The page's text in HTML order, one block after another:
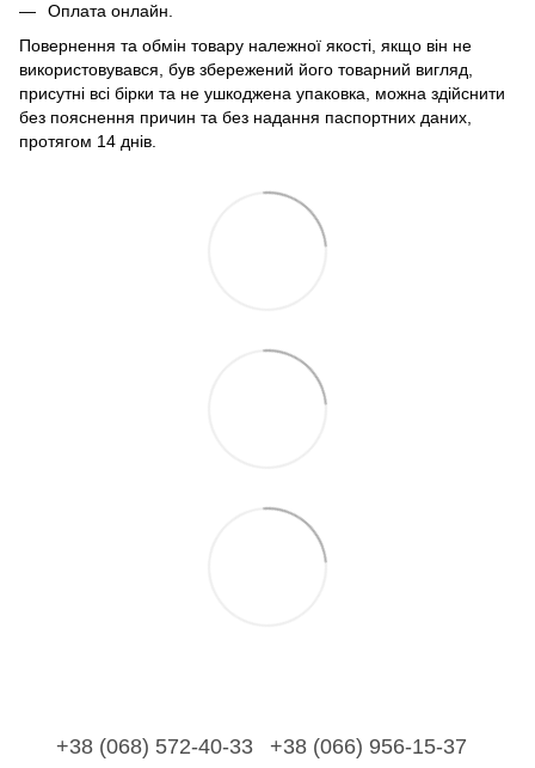
Оплата онлайн.
Повернення та обмін товару належної якості, якщо він не
використовувався, був збережений його товарний вигляд,
присутні всі бірки та не ушкоджена упаковка, можна здійснити
без пояснення причин та без надання паспортних даних,
протягом 14 днів.
+38 (068) 572-40-33 +38 (066) 956-15-37